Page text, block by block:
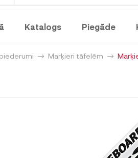
Katalogs Piegāde
Marķieri tāfelēm